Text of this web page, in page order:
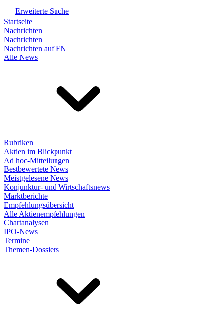
Erweiterte Suche
Startseite
Nachrichten
Nachrichten
Nachrichten auf FN
Alle News
Rubriken
Aktien im Blickpunkt
Ad hoc-Mitteilungen
Bestbewertete News
Meistgelesene News
Konjunktur- und Wirtschaftsnews
Marktberichte
Empfehlungsübersicht
Alle Aktienempfehlungen
Chartanalysen
IPO-News
Termine
Themen-Dossiers